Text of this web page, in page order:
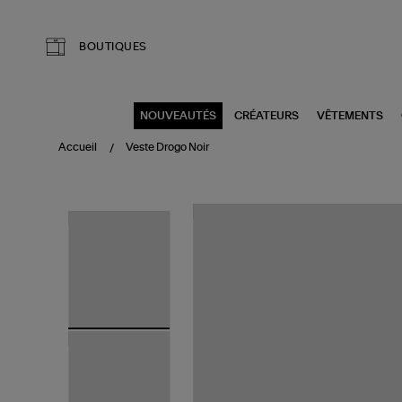
BOUTIQUES
NOUVEAUTÉS CRÉATEURS VÊTEMENTS
Accueil Veste Drogo Noir